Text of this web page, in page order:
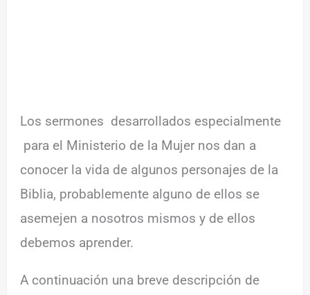
Los sermones desarrollados especialmente
para el Ministerio de la Mujer nos dan a
conocer la vida de algunos personajes de la
Biblia, probablemente alguno de ellos se
asemejen a nosotros mismos y de ellos
debemos aprender.
A continuación una breve descripción de